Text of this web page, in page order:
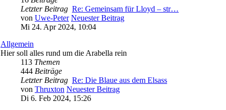
Letzter Beitrag Re: Gemeinsam für Lloyd – str…
von Uwe-Peter Neuester Beitrag
Mi 24. Apr 2024, 10:04
Allgemein
Hier soll alles rund um die Arabella rein
113 Themen
444 Beiträge
Letzter Beitrag Re: Die Blaue aus dem Elsass
von Thruxton Neuester Beitrag
Di 6. Feb 2024, 15:26